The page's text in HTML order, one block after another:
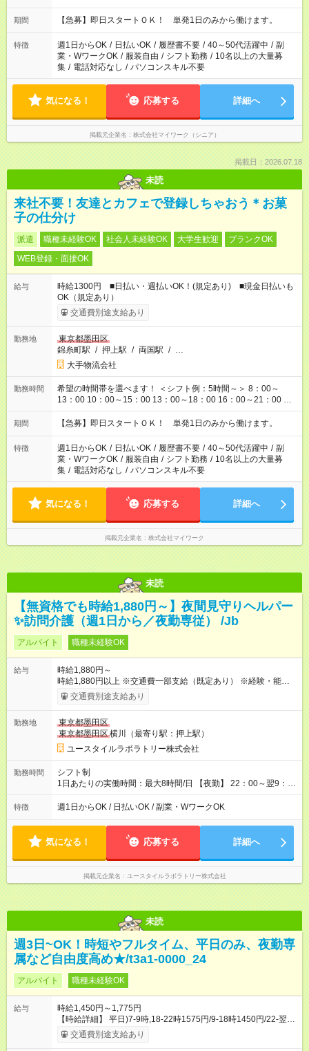
22：00 ・22：00～翌6：00 など
期間 【急募】即日スタートＯＫ！ 単発1日のみから働けます。
特徴 週1日からOK / 日払いOK / 履歴書不要 / 40～50代活躍中 / 副
業・WワークOK / 服装自由 / シフト勤務 / 10名以上の大量募
集 / 電話対応なし / パソコンスキル不要
気になる！ 応募する 詳細へ
掲載元企業名 株式会社マイワーク（シニア）
掲載日：2026.07.18
未読
来社不要！友達とカフェで登録しちゃおう＊お菓
子の仕分け
派遣 職種未経験OK 社会人未経験OK 大学生歓迎
ブランクOK
WEB登録・面接OK
給与
時給1300円 ■日払い・週払いOK！(規定あり) ■現金日払いも
OK（規定あり）
交通費別途支給あり
勤務地
東京都墨田区
錦糸町駅 / 押上駅 / 両国駅 / …
大手物流会社
勤務時間
希望の時間帯を選べます！ ＜シフト例：5時間～＞ 8：00～
13：00 10：00～15：00 13：00～18：00 16：00～21：00 ＜
シフト例：8時間～＞ ・10：00～19：00 ・13：00～22：00 ・
22：00～翌6：00 など！是非ご希望をお聞かせください！
期間 【急募】即日スタートＯＫ！ 単発1日のみから働けます。
特徴 週1日からOK / 日払いOK / 履歴書不要 / 40～50代活躍中 / 副
業・WワークOK / 服装自由 / シフト勤務 / 10名以上の大量募
集 / 電話対応なし / パソコンスキル不要
気になる！ 応募する 詳細へ
掲載元企業名 株式会社マイワーク
未読
【無資格でも時給1,880円～】夜間見守りヘルパー
✨訪問介護（週1日から／夜勤専従） /Jb
アルバイト 職種未経験OK
給与
時給1,880円～
時給1,880円以上 ※交通費一部支給（既定あり） ※経験・能力を
考慮して決定します 【収入例】 週1回勤務の場合：1,880円×8時
間×4回=6万0,160円 週3回勤務の場合：1,880円×8時間×12回
月 ※ 雇用形態と給与に、本採用時と異なる部分があります。 雇
用形態：本採用時と同じです。 給与：時給 1,660円以上
交通費別途支給あり
勤務地
東京都墨田区
東京都墨田区横川（最寄り駅：押上駅）
ユースタイルラボラトリー株式会社
勤務時間
シフト制
1日あたりの実働時間：最大8時間/日 【夜勤】 22：00～翌9：
00 ※週1日～OK ／ 夜勤専従 ＊＊ 勤務時間例 ＊＊ ■22時か
ら翌7時 ■23時から翌8時 ■24時から翌9時 など ※上記の時間
ます。 ※曜日固定（毎週同じ曜日での勤務となります）
特徴 週1日からOK / 日払いOK / 副業・WワークOK
気になる！ 応募する 詳細へ
掲載元企業名 ユースタイルラボラトリー株式会社
未読
週3日~OK！時短やフルタイム、平日のみ、夜勤専
属など自由度高め★/t3a1-0000_24
アルバイト 職種未経験OK
給与
時給1,450円～1,775円
【時給詳細】 平日)7-9時,18-22時1575円/9-18時1450円/22-翌7
時1650円 土日祝)7-9時,18-22時1700円/9-18時1575円/22-翌7時
1775円 ・年末年始手当：12/30～1/4の間に1日3.75h以上勤務で
交通費別途支給あり